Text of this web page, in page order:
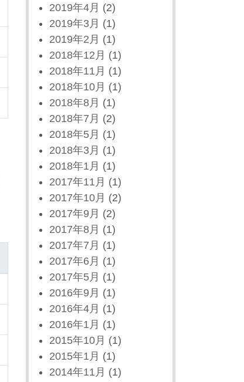
2019年4月 (2)
2019年3月 (1)
2019年2月 (1)
2018年12月 (1)
2018年11月 (1)
2018年10月 (1)
2018年8月 (1)
2018年7月 (2)
2018年5月 (1)
2018年3月 (1)
2018年1月 (1)
2017年11月 (1)
2017年10月 (2)
2017年9月 (2)
2017年8月 (1)
2017年7月 (1)
2017年6月 (1)
2017年5月 (1)
2016年9月 (1)
2016年4月 (1)
2016年1月 (1)
2015年10月 (1)
2015年1月 (1)
2014年11月 (1)